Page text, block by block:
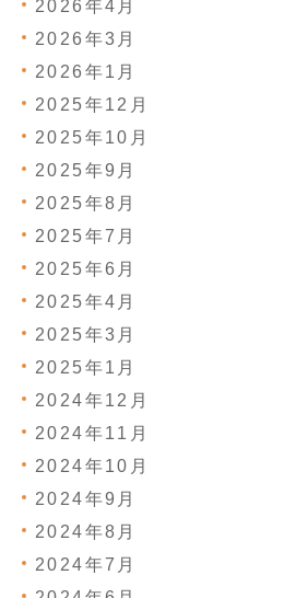
2026年4月
2026年3月
2026年1月
2025年12月
2025年10月
2025年9月
2025年8月
2025年7月
2025年6月
2025年4月
2025年3月
2025年1月
2024年12月
2024年11月
2024年10月
2024年9月
2024年8月
2024年7月